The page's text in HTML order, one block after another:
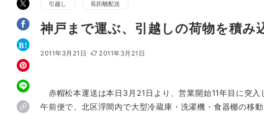
引越し 長距離配送
神戸まで運ぶ、引越しの荷物を積み
2011年3月21日 2011年3月21日
赤帽松本運送は本日3月21日より、営業開始11年目に突入
午前便で、北区浮間内で大型冷蔵庫・洗濯機・食器棚の移動